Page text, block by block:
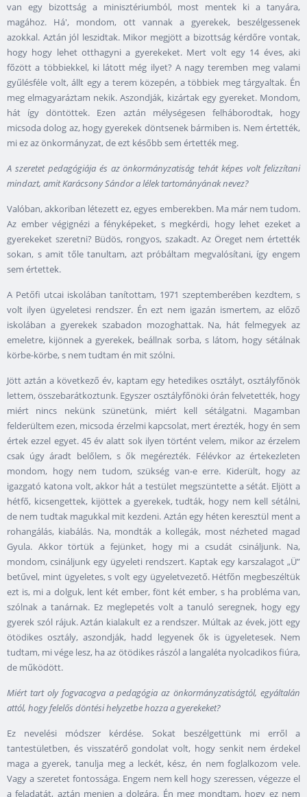
van egy bizottság a minisztériumból, most mentek ki a tanyára,
magához. Há', mondom, ott vannak a gyerekek, beszélgessenek
azokkal. Aztán jól leszidtak. Mikor megjött a bizottság kérdőre vontak,
hogy hogy lehet otthagyni a gyerekeket. Mert volt egy 14 éves, aki
főzött a többiekkel, ki látott még ilyet? A nagy teremben meg valami
gyűlésféle volt, állt egy a terem közepén, a többiek meg tárgyaltak. Én
meg elmagyaráztam nekik. Aszondják, kizártak egy gyereket. Mondom,
hát így döntöttek. Ezen aztán mélységesen felháborodtak, hogy
micsoda dolog az, hogy gyerekek döntsenek bármiben is. Nem értették,
mi ez az önkormányzat, de ezt később sem értették meg.
A szeretet pedagógiája és az önkormányzatiság tehát képes volt felizzítani
mindazt, amit Karácsony Sándor a lélek tartományának nevez?
Valóban, akkoriban létezett ez, egyes emberekben. Ma már nem tudom.
Az ember végignézi a fényképeket, s megkérdi, hogy lehet ezeket a
gyerekeket szeretni? Büdös, rongyos, szakadt. Az Öreget nem értették
sokan, s amit tőle tanultam, azt próbáltam megvalósítani, így engem
sem értettek.
A Petőfi utcai iskolában tanítottam, 1971 szeptemberében kezdtem, s
volt ilyen ügyeletesi rendszer. Én ezt nem igazán ismertem, az előző
iskolában a gyerekek szabadon mozoghattak. Na, hát felmegyek az
emeletre, kijönnek a gyerekek, beállnak sorba, s látom, hogy sétálnak
körbe-körbe, s nem tudtam én mit szólni.
Jött aztán a következő év, kaptam egy hetedikes osztályt, osztályfőnök
lettem, összebarátkoztunk. Egyszer osztályfőnöki órán felvetették, hogy
miért nincs nekünk szünetünk, miért kell sétálgatni. Magamban
felderültem ezen, micsoda érzelmi kapcsolat, mert érezték, hogy én sem
értek ezzel egyet. 45 év alatt sok ilyen történt velem, mikor az érzelem
csak úgy áradt belőlem, s ők megérezték. Félévkor az értekezleten
mondom, hogy nem tudom, szükség van-e erre. Kiderült, hogy az
igazgató katona volt, akkor hát a testület megszüntette a sétát. Eljött a
hétfő, kicsengettek, kijöttek a gyerekek, tudták, hogy nem kell sétálni,
de nem tudtak magukkal mit kezdeni. Aztán egy héten keresztül ment a
rohangálás, kiabálás. Na, mondták a kollegák, most nézheted magad
Gyula. Akkor törtük a fejünket, hogy mi a csudát csináljunk. Na,
mondom, csináljunk egy ügyeleti rendszert. Kaptak egy karszalagot „Ü”
betűvel, mint ügyeletes, s volt egy ügyeletvezető. Hétfőn megbeszéltük
ezt is, mi a dolguk, lent két ember, fönt két ember, s ha probléma van,
szólnak a tanárnak. Ez meglepetés volt a tanuló seregnek, hogy egy
gyerek szól rájuk. Aztán kialakult ez a rendszer. Múltak az évek, jött egy
ötödikes osztály, aszondják, hadd legyenek ők is ügyeletesek. Nem
tudtam, mi vége lesz, ha az ötödikes rászól a langaléta nyolcadikos fiúra,
de működött.
Miért tart oly fogvacogva a pedagógia az önkormányzatiságtól, egyáltalán
attól, hogy felelős döntési helyzetbe hozza a gyerekeket?
Ez nevelési módszer kérdése. Sokat beszélgettünk mi erről a
tantestületben, és visszatérő gondolat volt, hogy senkit nem érdekel
maga a gyerek, tanulja meg a leckét, kész, én nem foglalkozom vele.
Vagy a szeretet fontossága. Engem nem kell hogy szeressen, végezze el
a feladatát, aztán menjen a dolgára. Én meg mondtam, hogy ez nem